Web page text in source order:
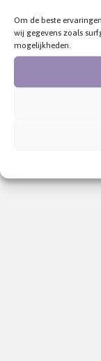
Om de beste
wij gegevens zoals
mogelijkheden.